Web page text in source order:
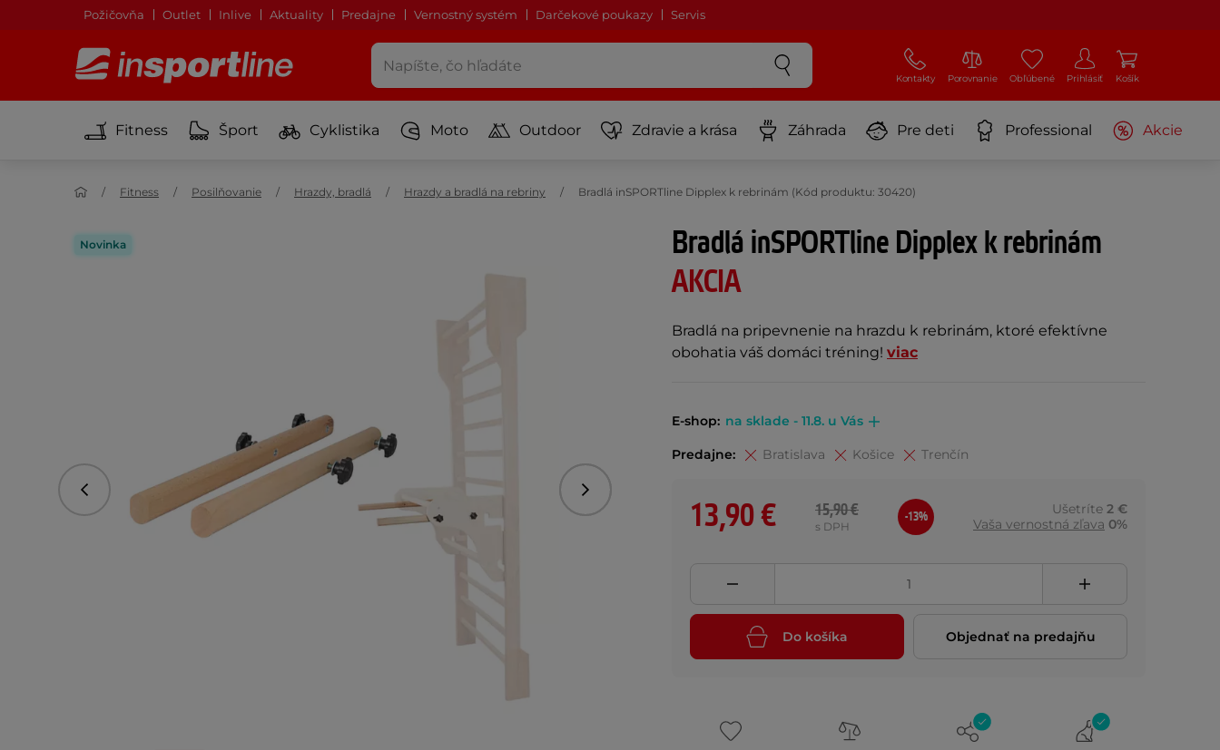
Požičovňa Outlet Inlive Aktuality Predajne Vernostný systém Darčekové poukazy Servis
Kontakty Porovnanie Obľúbené Prihlásiť Košík
Fitness Šport Cyklistika Moto Outdoor Zdravie a krása Záhrada Pre deti Professional Akcie
Fitness Posilňovanie Hrazdy, bradlá Hrazdy a bradlá na rebriny Bradlá inSPORTline Dipplex k rebrinám (Kód produktu: 30420)
Bradlá inSPORTline Dipplex k rebrinám
AKCIA
Bradlá na pripevnenie na hrazdu k rebrinám, ktoré efektívne
obohatia váš domáci tréning! viac
Novinka
Predchádzajúce Nasledujúce
E-shop: na sklade - 11.8. u Vás
Predajne: Bratislava Košice Trenčín
13,90 € 15,90 €
s DPH
-13% Ušetríte 2 €
Vaša vernostná zľava 0%
Do košíka Objednať na predajňu